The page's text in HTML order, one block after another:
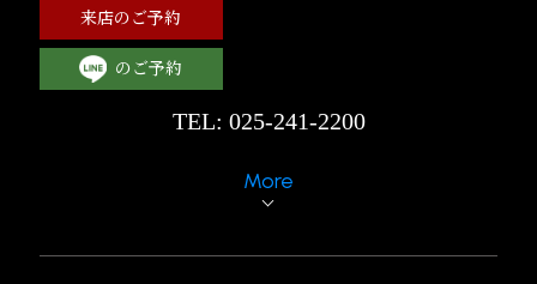
来店のご予約
のご予約
TEL: 025-241-2200
More